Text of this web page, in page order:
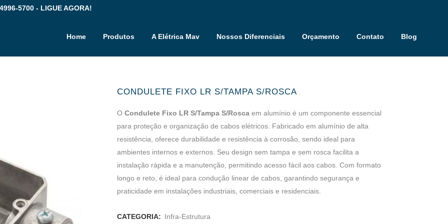
5700 - LIGUE AGORA!
Home Produtos A Elétrica Mav Nossos Diferenciais Orçamento Contato Blog
CONDULETE FIXO LR S/TAMPA S/ROSCA
O Condulete Fixo LR S/Tampa S/Rosca em alumínio é um componente essencial
para proteção e organização de cabos elétricos. Fabricado em alumínio de alta
resistência, oferece durabilidade e resistência à corrosão, sendo ideal para
ambientes internos e externos. Seu design sem tampa e sem rosca facilita a
instalação rápida e a manutenção, permitindo acesso fácil aos cabos. Com formato
longo e reto, é ideal para condução linear de cabos, garantindo segurança e
praticidade em instalações industriais, comerciais e residenciais.
CATEGORIA: Infra-Estrutura